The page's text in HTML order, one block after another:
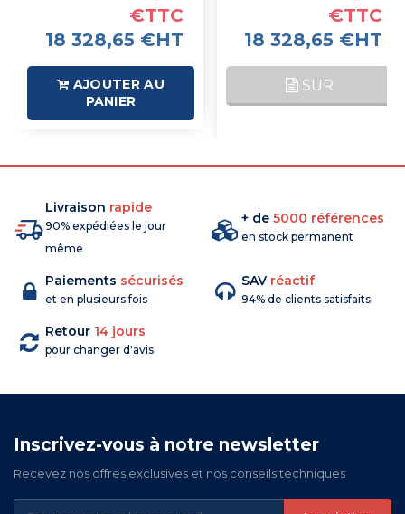
€TTC
18 328,65 €HT
AJOUTER AU
PANIER
€TTC
18 328,65 €HT
SUR
Livraison rapide
90% expédiées le jour
même
+ de 5000 références
en stock permanent
Paiements sécurisés
et en plusieurs fois
SAV réactif
94% de clients satisfaits
Retour 14 jours
pour changer d'avis
Inscrivez-vous à notre newsletter
Recevez nos offres exclusives et nos conseils techniques